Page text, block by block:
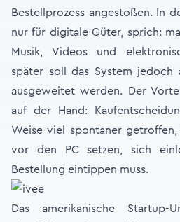
Bestellprozess angestoßen. In
nur für digitale Güter, sprich:
Musik, Videos und
später soll das System jedoch
ausgeweitet werden. Der
auf der Hand:
Weise viel spontaner
vor den PC setzen, sich
Bestellung eintippen muss.
Das amerikanische Startup-